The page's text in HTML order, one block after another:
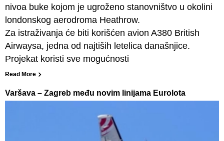
nivoa buke kojom je ugroženo stanovništvo u okolini
londonskog aerodroma Heathrow.
Za istraživanja će biti korišćen avion A380 British
Airwaysa, jedna od najtiših letelica današnjice.
Projekat koristi sve mogućnosti
Read More
Varšava – Zagreb među novim linijama Eurolota